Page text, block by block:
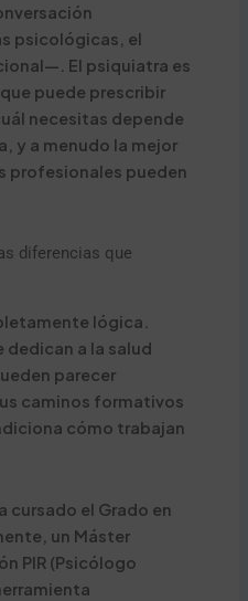
psicológicas, el
El psiquiatra es
puede prescribir
necesitas depende
y a menudo la mejor
profesionales pueden
diferencias que
lógica.
dedican a la salud
parecer
caminos formativos
cómo trabajan
cursado el Grado en
un Máster
PIR (Psicólogo